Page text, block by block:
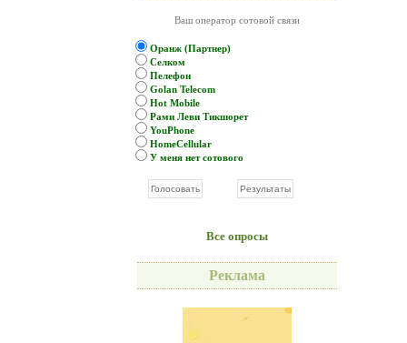
Ваш оператор сотовой связи
Оранж (Партнер)
Селком
Пелефон
Golan Telecom
Hot Mobile
Рами Леви Тикшорет
YouPhone
HomeCellular
У меня нет сотового
Все опросы
Реклама